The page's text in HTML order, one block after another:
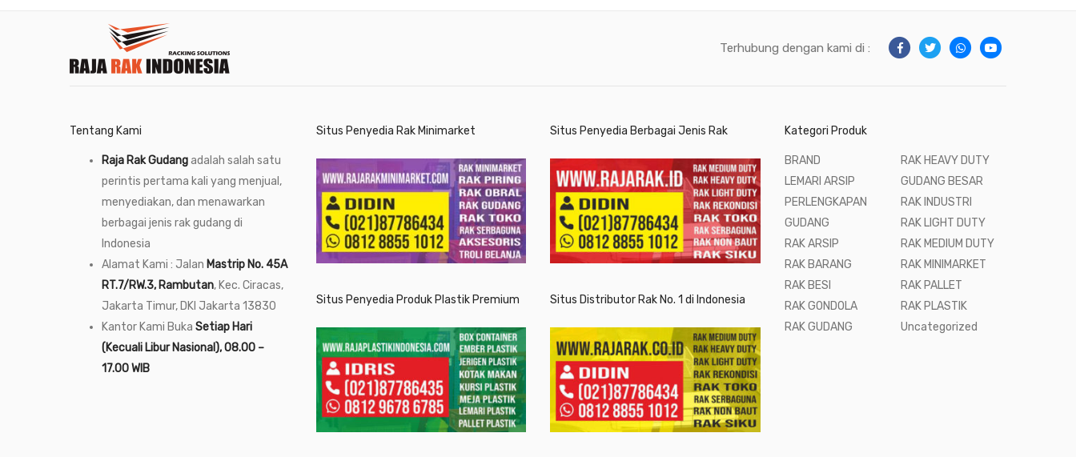
Terhubung dengan kami di :
Tentang Kami
Raja Rak Gudangadalah salah satu
perintis pertama kali yang menjual,
menyediakan, dan menawarkan
berbagai jenis rak gudang di
Indonesia
Alamat Kami : Jalan Mastrip No. 45A
RT.7/RW.3, Rambutan, Kec. Ciracas,
Jakarta Timur, DKI Jakarta 13830
Kantor Kami Buka Setiap Hari
(Kecuali Libur Nasional), 08.00 –
17.00 WIB
Situs Penyedia Rak Minimarket
Situs Penyedia Produk Plastik Premium
Situs Penyedia Berbagai Jenis Rak
Situs Distributor Rak No. 1 di Indonesia
Kategori Produk
BRAND
LEMARI ARSIP
PERLENGKAPAN
GUDANG
RAK ARSIP
RAK BARANG
RAK BESI
RAK GONDOLA
RAK GUDANG
RAK HEAVY DUTY
GUDANG BESAR
RAK INDUSTRI
RAK LIGHT DUTY
RAK MEDIUM DUTY
RAK MINIMARKET
RAK PALLET
RAK PLASTIK
Uncategorized